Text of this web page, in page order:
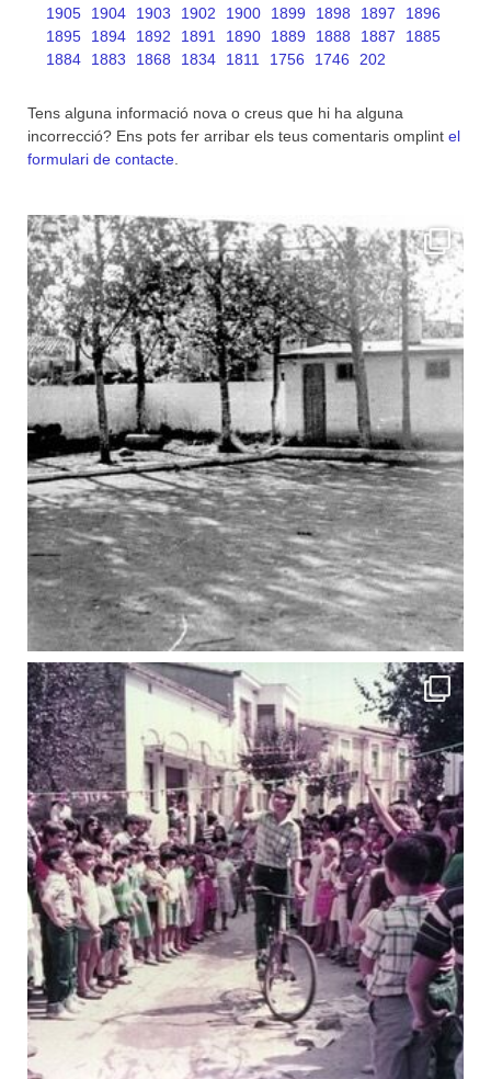
1905
1904 1903 1902 1900 1899 1898 1897
1896
1895
1894 1892 1891 1890 1889 1888 1887
1885
1884
1883 1868 1834 1811 1756 1746 202
Tens alguna informació nova o creus que hi ha alguna
incorrecció? Ens pots fer arribar els teus comentaris omplint el
formulari de contacte